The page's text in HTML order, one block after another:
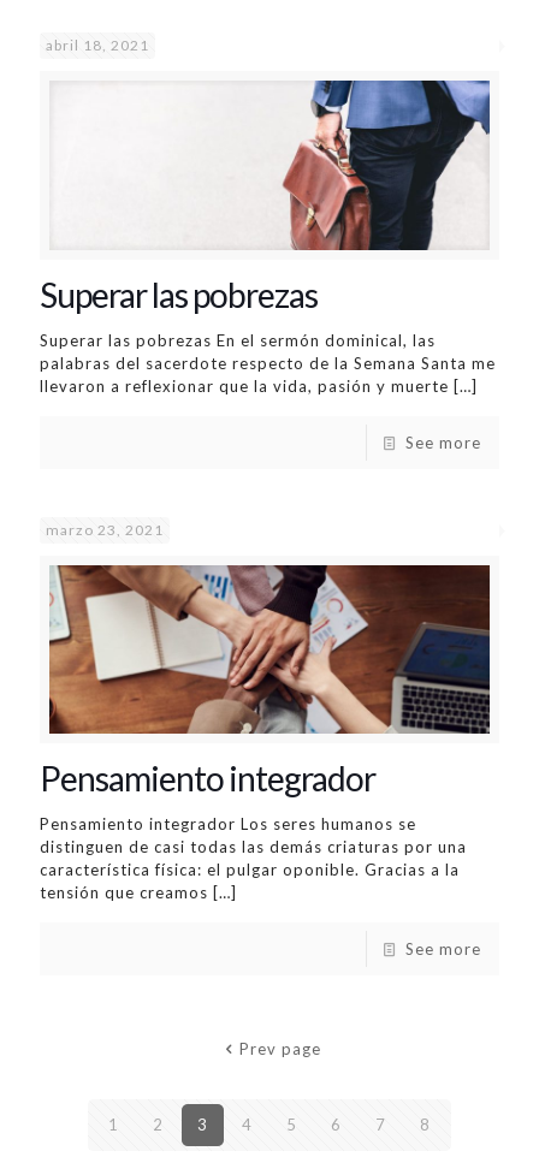
abril 18, 2021
Superar las pobrezas
Superar las pobrezas En el sermón dominical, las
palabras del sacerdote respecto de la Semana Santa me
llevaron a reflexionar que la vida, pasión y muerte […]
See more
marzo 23, 2021
Pensamiento integrador
Pensamiento integrador Los seres humanos se
distinguen de casi todas las demás criaturas por una
característica física: el pulgar oponible. Gracias a la
tensión que creamos […]
See more
Prev page
1 2 3 4 5 6 7 8